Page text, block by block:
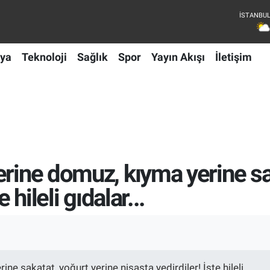
Teknoloji Sağlık Spor Yayın Akışı İletişim
domuz, kıyma yerine
hileli gıdalar...